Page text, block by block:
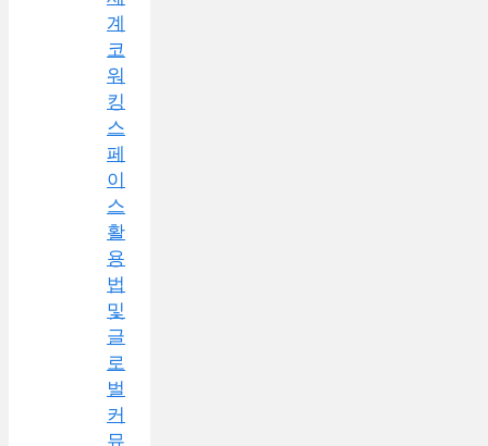
계
코
워
킹
스
페
이
스
활
용
법
및
글
로
벌
커
뮤